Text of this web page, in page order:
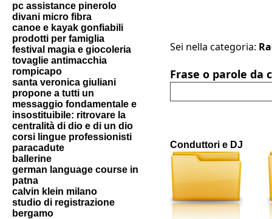
pc assistance pinerolo
divani micro fibra
canoe e kayak gonfiabili
prodotti per famiglia
festival magia e giocoleria
tovaglie antimacchia
rompicapo
santa veronica giuliani
propone a tutti un
messaggio fondamentale e
insostituibile: ritrovare la
centralità di dio e di un dio
corsi lingue professionisti
paracadute
ballerine
german language course in
patna
calvin klein milano
studio di registrazione
bergamo
Sei nella categoria:
Frase o parole da
Conduttori e DJ